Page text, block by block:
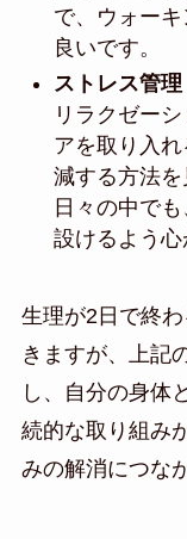
で、ウォー
良いです。
ストレス管理
リラクゼー
アを取り入
減する方法
日々の中で
設けるよう心
生理が2日で終
きますが、上記
し、自分の身体
続的な取り組み
みの解消につな